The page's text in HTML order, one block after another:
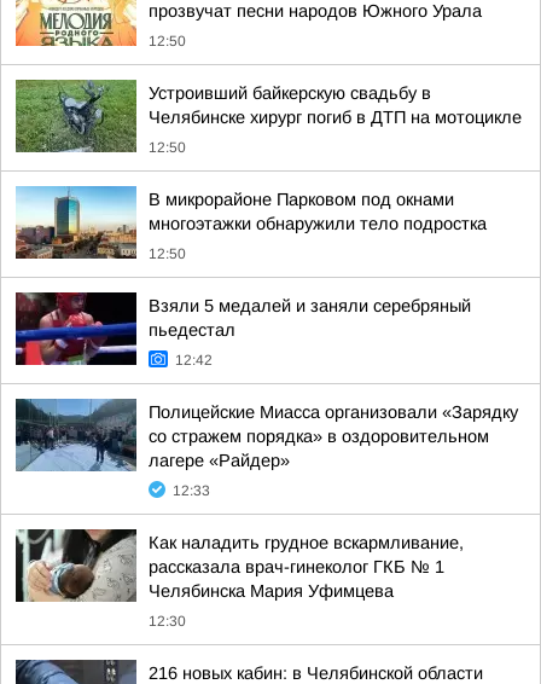
прозвучат песни народов Южного Урала
12:50
Устроивший байкерскую свадьбу в
Челябинске хирург погиб в ДТП на мотоцикле
12:50
В микрорайоне Парковом под окнами
многоэтажки обнаружили тело подростка
12:50
Взяли 5 медалей и заняли серебряный
пьедестал
12:42
Полицейские Миасса организовали «Зарядку
со стражем порядка» в оздоровительном
лагере «Райдер»
12:33
Как наладить грудное вскармливание,
рассказала врач-гинеколог ГКБ № 1
Челябинска Мария Уфимцева
12:30
216 новых кабин: в Челябинской области